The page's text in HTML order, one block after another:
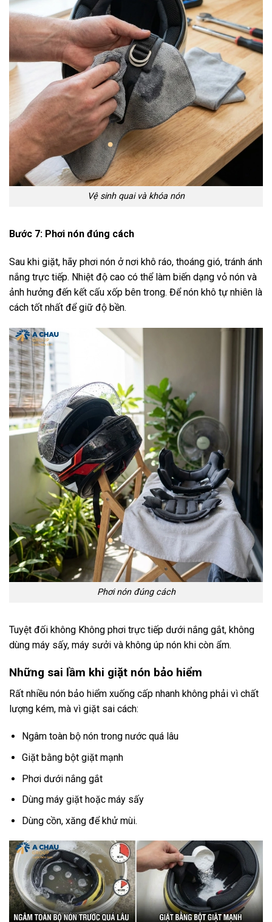
Vệ sinh quai và khóa nón
Bước 7: Phơi nón đúng cách
Sau khi giặt, hãy phơi nón ở nơi khô ráo, thoáng gió, tránh ánh
nắng trực tiếp. Nhiệt độ cao có thể làm biến dạng vỏ nón và
ảnh hưởng đến kết cấu xốp bên trong. Để nón khô tự nhiên là
cách tốt nhất để giữ độ bền.
Phơi nón đúng cách
Tuyệt đối không Không phơi trực tiếp dưới nắng gắt, không
dùng máy sấy, máy sưởi và không úp nón khi còn ẩm.
Những sai lầm khi giặt nón bảo hiểm
Rất nhiều nón bảo hiểm xuống cấp nhanh không phải vì chất
lượng kém, mà vì giặt sai cách:
Ngâm toàn bộ nón trong nước quá lâu
Giặt bằng bột giặt mạnh
Phơi dưới nắng gắt
Dùng máy giặt hoặc máy sấy
Dùng cồn, xăng để khử mùi.